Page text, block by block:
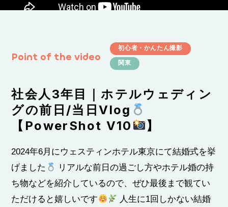
Ambassador
PowerShot V10を買う
Point of the video
初心者・かんたん撮影
関東
社会人3年目｜ホテルウェディン
グの前日/当日Vlog
【PowerShot V10
】
2024年6月にウェスティンホテル東京にて結婚式を挙
げました
リアルな前日の過ごし方やホテル婚の持
ち物などを紹介しているので、ぜひ最後まで観てい
ただけると嬉しいです
人生に1回しかない結婚